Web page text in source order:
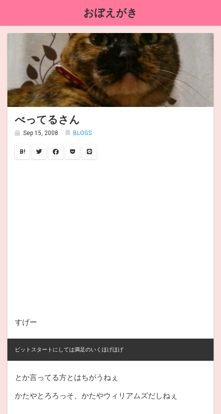
おぼえがき
べってるさん
Sep 15, 2008 BLOGS
B!
すげー
とか言ってる方とはちがうねぇ
かたやとろろっそ、かたやウィリアムズだしねぇ